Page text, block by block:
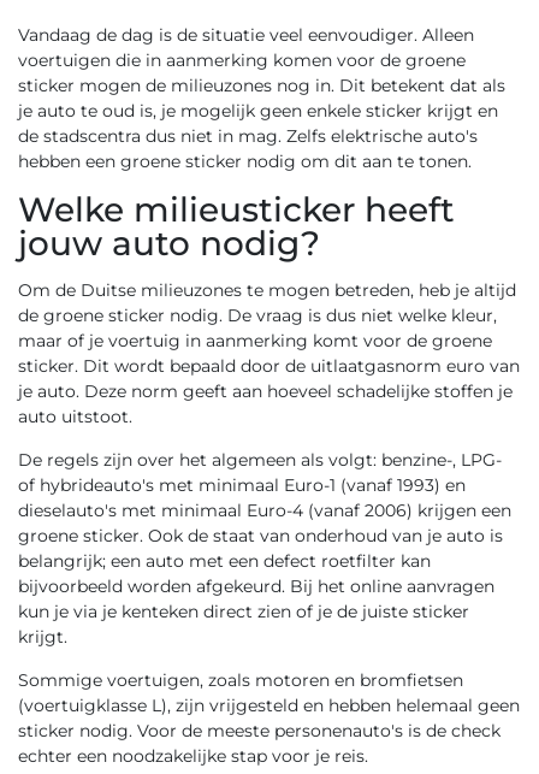
Vandaag de dag is de situatie veel eenvoudiger. Alleen
voertuigen die in aanmerking komen voor de groene
sticker mogen de milieuzones nog in. Dit betekent dat als
je auto te oud is, je mogelijk geen enkele sticker krijgt en
de stadscentra dus niet in mag. Zelfs elektrische auto's
hebben een groene sticker nodig om dit aan te tonen.
Welke milieusticker heeft
jouw auto nodig?
Om de Duitse milieuzones te mogen betreden, heb je altijd
de groene sticker nodig. De vraag is dus niet welke kleur,
maar of je voertuig in aanmerking komt voor de groene
sticker. Dit wordt bepaald door de uitlaatgasnorm euro van
je auto. Deze norm geeft aan hoeveel schadelijke stoffen je
auto uitstoot.
De regels zijn over het algemeen als volgt: benzine-, LPG-
of hybrideauto's met minimaal Euro-1 (vanaf 1993) en
dieselauto's met minimaal Euro-4 (vanaf 2006) krijgen een
groene sticker. Ook de staat van onderhoud van je auto is
belangrijk; een auto met een defect roetfilter kan
bijvoorbeeld worden afgekeurd. Bij het online aanvragen
kun je via je kenteken direct zien of je de juiste sticker
krijgt.
Sommige voertuigen, zoals motoren en bromfietsen
(voertuigklasse L), zijn vrijgesteld en hebben helemaal geen
sticker nodig. Voor de meeste personenauto's is de check
echter een noodzakelijke stap voor je reis.